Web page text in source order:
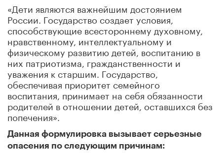
«Дети являются важнейшим достоянием
России. Государство создает условия,
способствующие всестороннему духовному,
нравственному, интеллектуальному и
физическому развитию детей, воспитанию в
них патриотизма, гражданственности и
уважения к старшим. Государство,
обеспечивая приоритет семейного
воспитания, принимает на себя обязанности
родителей в отношении детей, оставшихся без
попечения».
Данная формулировка вызывает серьезные
опасения по следующим причинам: